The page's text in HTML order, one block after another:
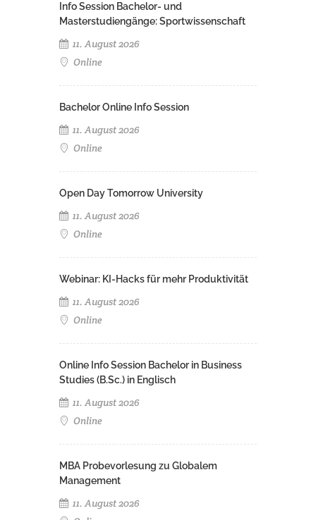
Info Session Bachelor- und
Masterstudiengänge: Sportwissenschaft
11. August 2026
Online
Bachelor Online Info Session
11. August 2026
Online
Open Day Tomorrow University
11. August 2026
Online
Webinar: KI-Hacks für mehr Produktivität
11. August 2026
Online
Online Info Session Bachelor in Business
Studies (B.Sc.) in Englisch
11. August 2026
Online
MBA Probevorlesung zu Globalem
Management
11. August 2026